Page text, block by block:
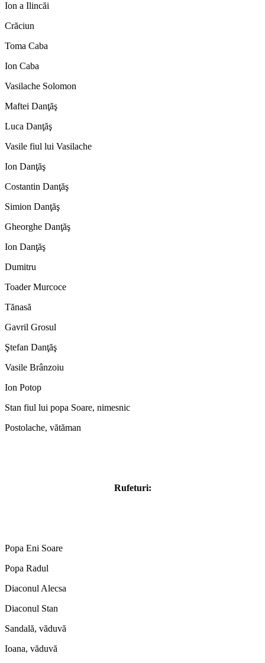
Ion a Ilincăi
Crăciun
Toma Caba
Ion Caba
Vasilache Solomon
Maftei Danţăş
Luca Danţăş
Vasile fiul lui Vasilache
Ion Danţăş
Costantin Danţăş
Simion Danţăş
Gheorghe Danţăş
Ion Danţăş
Dumitru
Toader Murcoce
Tănasă
Gavril Grosul
Ştefan Danţăş
Vasile Brânzoiu
Ion Potop
Stan fiul lui popa Soare, nimesnic
Postolache, vătăman
Rufeturi:
Popa Eni Soare
Popa Radul
Diaconul Alecsa
Diaconul Stan
Sandală, văduvă
Ioana, văduvă